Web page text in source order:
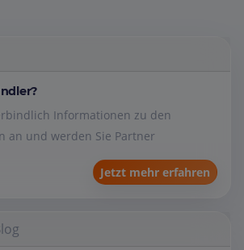
Informationen zu den
an und werden Sie Partner
Jetzt mehr erfahren